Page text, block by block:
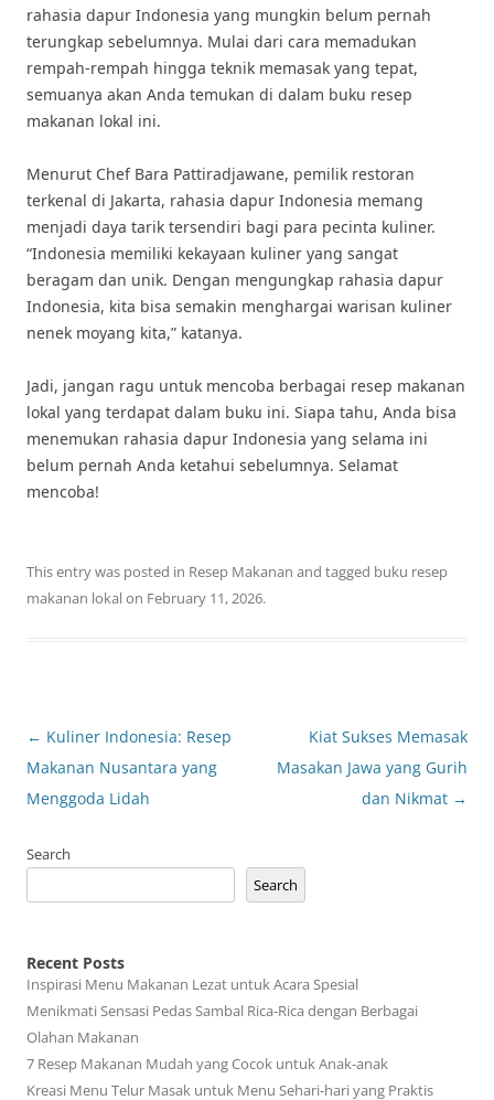
rahasia dapur Indonesia yang mungkin belum pernah
terungkap sebelumnya. Mulai dari cara memadukan
rempah-rempah hingga teknik memasak yang tepat,
semuanya akan Anda temukan di dalam buku resep
makanan lokal ini.
Menurut Chef Bara Pattiradjawane, pemilik restoran
terkenal di Jakarta, rahasia dapur Indonesia memang
menjadi daya tarik tersendiri bagi para pecinta kuliner.
“Indonesia memiliki kekayaan kuliner yang sangat
beragam dan unik. Dengan mengungkap rahasia dapur
Indonesia, kita bisa semakin menghargai warisan kuliner
nenek moyang kita,” katanya.
Jadi, jangan ragu untuk mencoba berbagai resep makanan
lokal yang terdapat dalam buku ini. Siapa tahu, Anda bisa
menemukan rahasia dapur Indonesia yang selama ini
belum pernah Anda ketahui sebelumnya. Selamat
mencoba!
This entry was posted in Resep Makanan and tagged buku resep
makanan lokalon February 11, 2026.
Post
navigation
← Kuliner Indonesia: Resep
Makanan Nusantara yang
Menggoda Lidah
Kiat Sukses Memasak
Masakan Jawa yang Gurih
dan Nikmat →
Search
Search
Recent Posts
Inspirasi Menu Makanan Lezat untuk Acara Spesial
Menikmati Sensasi Pedas Sambal Rica-Rica dengan Berbagai
Olahan Makanan
7 Resep Makanan Mudah yang Cocok untuk Anak-anak
Kreasi Menu Telur Masak untuk Menu Sehari-hari yang Praktis